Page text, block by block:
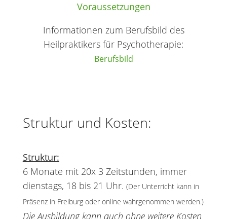
Voraussetzungen
Informationen zum Berufsbild des
Heilpraktikers für Psychotherapie:
Berufsbild
Struktur und Kosten:
Struktur:
6 Monate mit 20x 3 Zeitstunden, immer
dienstags, 18 bis 21 Uhr. (Der Unterricht kann in
Präsenz in Freiburg oder online wahrgenommen werden.)
Die Ausbildung kann auch ohne weitere Kosten